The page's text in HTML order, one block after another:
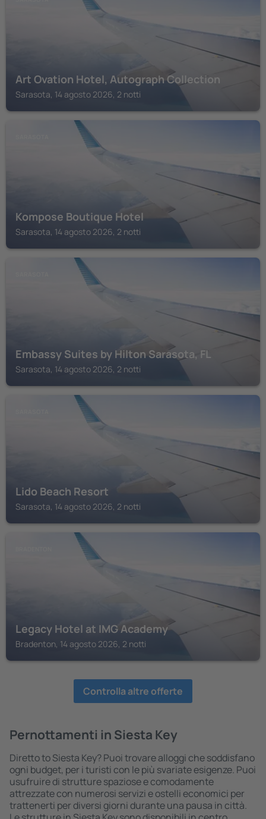
Art Ovation Hotel, Autograph Collection
Sarasota, 14 agosto 2026, 2 notti
Kompose Boutique Hotel
Sarasota, 14 agosto 2026, 2 notti
Embassy Suites by Hilton Sarasota, FL
Sarasota, 14 agosto 2026, 2 notti
Lido Beach Resort
Sarasota, 14 agosto 2026, 2 notti
Legacy Hotel at IMG Academy
Bradenton, 14 agosto 2026, 2 notti
Controlla altre offerte
Pernottamenti in Siesta Key
Diretto to Siesta Key? Puoi trovare alloggi che soddisfano
ogni budget, per i turisti con le più svariate esigenze. Puoi
usufruire di strutture spaziose e comodamente
attrezzate con numerosi servizi e ostelli economici per
trattenerti per diversi giorni durante una pausa in città.